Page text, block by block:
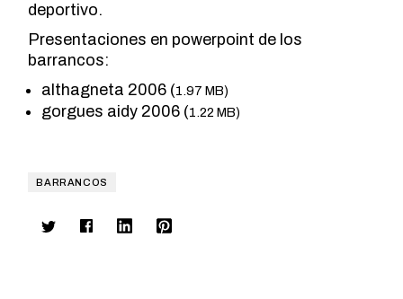
deportivo.
Presentaciones en powerpoint de los
barrancos:
althagneta 2006 (1.97 MB)
gorgues aidy 2006 (1.22 MB)
BARRANCOS